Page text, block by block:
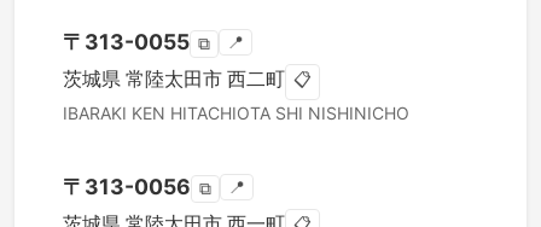
〒 313-0055 ⧉ 📍
茨城県 常陸太田市 西二町 📋
IBARAKI KEN HITACHIOTA SHI NISHINICHO
〒 313-0056 ⧉ 📍